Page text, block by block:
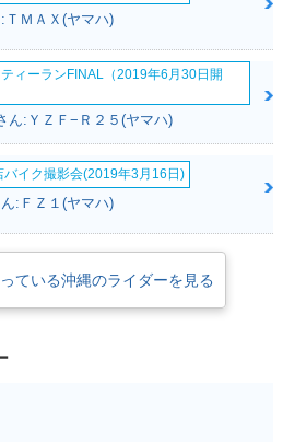
年 JOG ZR・
チェンジ
JOG ZR・
ーチェンジ
ＴＭＡＸ(ヤマハ)
ィーランFINAL（2019年6月30日開
ん:ＹＺＦ−Ｒ２５(ヤマハ)
バイク撮影会(2019年3月16日)
:ＦＺ１(ヤマハ)
ている沖縄のライダーを見る